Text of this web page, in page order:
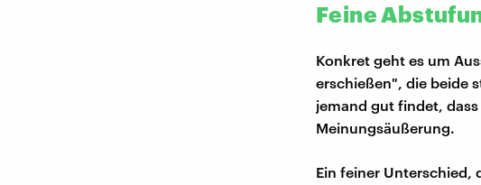
Feine
Konkret geht es um
erschießen", die beide
jemand gut findet,
Meinungsäußerung.
Ein feiner Unterschied,